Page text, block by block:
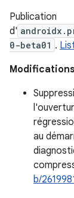
Publication
d'
0-beta01 .
au
b/